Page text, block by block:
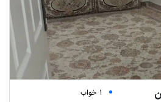
1 خواب